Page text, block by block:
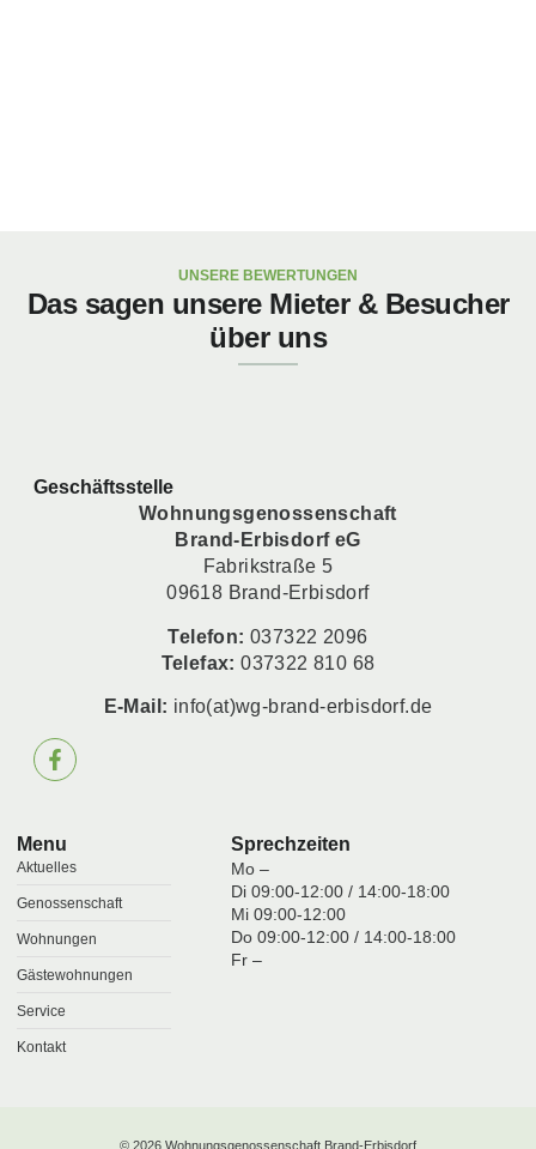
UNSERE BEWERTUNGEN
Das sagen unsere Mieter & Besucher
über uns
Geschäftsstelle
Wohnungsgenossenschaft
Brand-Erbisdorf eG
Fabrikstraße 5
09618 Brand-Erbisdorf
Telefon: 037322 2096
Telefax: 037322 810 68
E-Mail: info(at)wg-brand-erbisdorf.de
Menu
Aktuelles
Genossenschaft
Wohnungen
Gästewohnungen
Service
Kontakt
Sprechzeiten
Mo –
Di 09:00-12:00 / 14:00-18:00
Mi 09:00-12:00
Do 09:00-12:00 / 14:00-18:00
Fr –
© 2026 Wohnungsgenossenschaft Brand-Erbisdorf